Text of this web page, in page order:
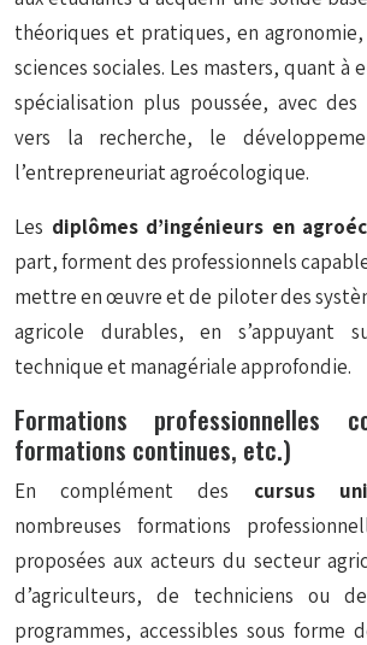
théoriques et pratiques, en
sciences sociales. Les masters, quant à
spécialisation plus poussée, avec des
vers la recherche, le
l’entrepreneuriat agroécologique.
Les diplômes d’ingénieurs en
part, forment des professionnels
mettre en œuvre et de piloter des
agricole durables, en s’appuyant
technique et managériale approfondie.
Formations professionnelles
formations continues, etc.)
En complément des cursus
nombreuses formations
proposées aux acteurs du secteur
d’agriculteurs, de techniciens ou
programmes, accessibles sous forme